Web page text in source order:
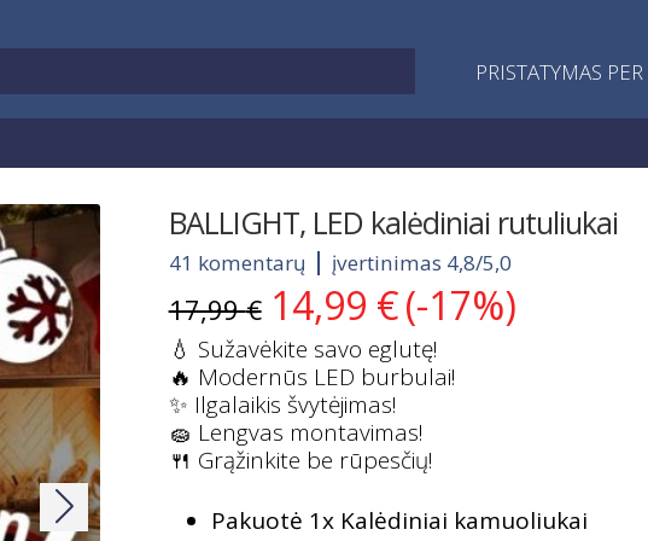
PRISTATYMAS
BALLIGHT, LED kalėdiniai rutuliukai
41 komentarų įvertinimas 4,8/5,0
17,99€ Original
price
was:
17,99 €.
14,99 €Current
price
is:
14,99 €.
(-17%)
💧 Sužavėkite savo eglutę!
🔥 Modernūs LED burbulai!
✨ Ilgalaikis švytėjimas!
🧽 Lengvas montavimas!
🍴 Grąžinkite be rūpesčių!
Pakuotė 1x Kalėdiniai kamuoliukai